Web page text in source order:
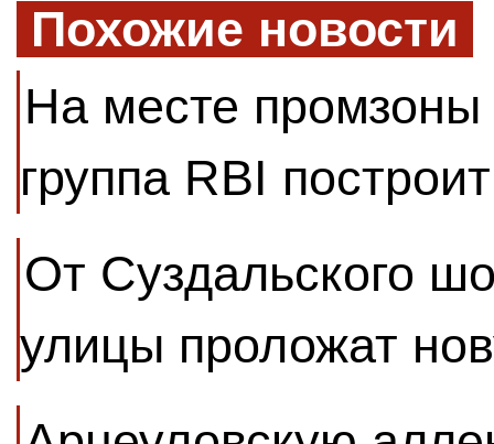
Похожие новости
На месте
группа RBI
От Суздальского
улицы проложат